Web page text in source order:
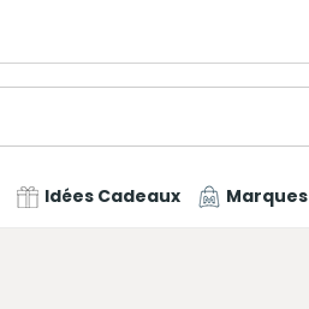
Idées Cadeaux Marques